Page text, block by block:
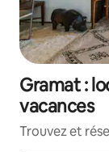
Gramat :
vacances
Trouvez et